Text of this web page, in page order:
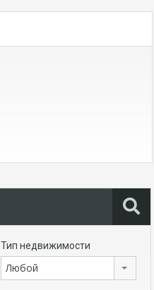
Тип недвижимости
Любой